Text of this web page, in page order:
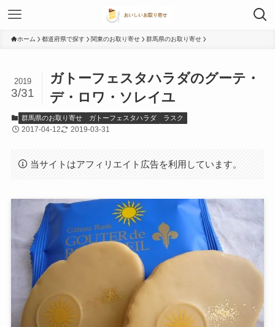
ホーム 都道府県で探す 関東のお取り寄せ 群馬県のお取り寄せ
ガトーフェスタハラダのグーテ・
デ・ロワ・ソレイユ
2019
3/31
群馬県のお取り寄せ ガトーフェスタハラダ ラスク
2017-04-12 2019-03-31
当サイトはアフィリエイト広告を利用しています。